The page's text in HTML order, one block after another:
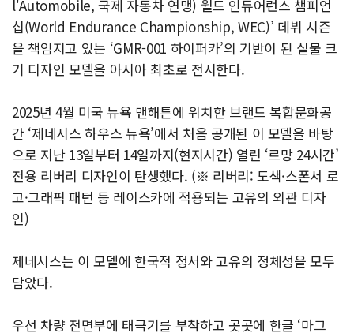
l'Automobile, 국제 자동차 연맹) 월드 인듀어런스 챔피언
십(World Endurance Championship, WEC)’ 데뷔 시즌
을 책임지고 있는 ‘GMR-001 하이퍼카’의 기반이 된 실물 크
기 디자인 모델을 아시아 최초로 전시한다.
2025년 4월 미국 뉴욕 맨해튼에 위치한 브랜드 복합문화공
간 ‘제네시스 하우스 뉴욕’에서 처음 공개된 이 모델을 바탕
으로 지난 13일부터 14일까지(현지시간) 열린 ‘르망 24시간’
전용 리버리 디자인이 탄생했다. (※ 리버리: 도색·스폰서 로
고·그래픽 패턴 등 레이스카에 적용되는 고유의 외관 디자
인)
제네시스는 이 모델에 한국적 정서와 고유의 정체성을 모두
담았다.
우선 차량 전면부에 태극기를 부착하고 곳곳에 한글 ‘마그